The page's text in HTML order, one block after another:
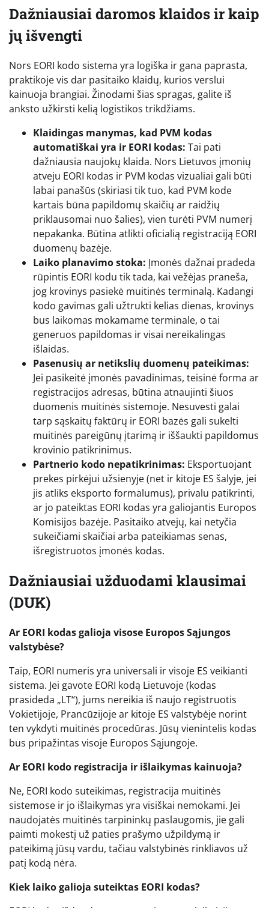
Dažniausiai daromos klaidos ir kaip
jų išvengti
Nors EORI kodo sistema yra logiška ir gana paprasta,
praktikoje vis dar pasitaiko klaidų, kurios verslui
kainuoja brangiai. Žinodami šias spragas, galite iš
anksto užkirsti kelią logistikos trikdžiams.
Klaidingas manymas, kad PVM kodas
automatiškai yra ir EORI kodas: Tai pati
dažniausia naujokų klaida. Nors Lietuvos įmonių
atveju EORI kodas ir PVM kodas vizualiai gali būti
labai panašūs (skiriasi tik tuo, kad PVM kode
kartais būna papildomų skaičių ar raidžių
priklausomai nuo šalies), vien turėti PVM numerį
nepakanka. Būtina atlikti oficialią registraciją EORI
duomenų bazėje.
Laiko planavimo stoka: Įmonės dažnai pradeda
rūpintis EORI kodu tik tada, kai vežėjas praneša,
jog krovinys pasiekė muitinės terminalą. Kadangi
kodo gavimas gali užtrukti kelias dienas, krovinys
bus laikomas mokamame terminale, o tai
generuos papildomas ir visai nereikalingas
išlaidas.
Pasenusių ar netikslių duomenų pateikimas:
Jei pasikeitė įmonės pavadinimas, teisinė forma ar
registracijos adresas, būtina atnaujinti šiuos
duomenis muitinės sistemoje. Nesuvesti galai
tarp sąskaitų faktūrų ir EORI bazės gali sukelti
muitinės pareigūnų įtarimą ir iššaukti papildomus
krovinio patikrinimus.
Partnerio kodo nepatikrinimas: Eksportuojant
prekes pirkėjui užsienyje (net ir kitoje ES šalyje, jei
jis atliks eksporto formalumus), privalu patikrinti,
ar jo pateiktas EORI kodas yra galiojantis Europos
Komisijos bazėje. Pasitaiko atvejų, kai netyčia
sukeičiami skaičiai arba pateikiamas senas,
išregistruotos įmonės kodas.
Dažniausiai užduodami klausimai
(DUK)
Ar EORI kodas galioja visose Europos Sąjungos
valstybėse?
Taip, EORI numeris yra universali ir visoje ES veikianti
sistema. Jei gavote EORI kodą Lietuvoje (kodas
prasideda „LT“), jums nereikia iš naujo registruotis
Vokietijoje, Prancūzijoje ar kitoje ES valstybėje norint
ten vykdyti muitinės procedūras. Jūsų vienintelis kodas
bus pripažintas visoje Europos Sąjungoje.
Ar EORI kodo registracija ir išlaikymas kainuoja?
Ne, EORI kodo suteikimas, registracija muitinės
sistemose ir jo išlaikymas yra visiškai nemokami. Jei
naudojatės muitinės tarpininkų paslaugomis, jie gali
paimti mokestį už paties prašymo užpildymą ir
pateikimą jūsų vardu, tačiau valstybinės rinkliavos už
patį kodą nėra.
Kiek laiko galioja suteiktas EORI kodas?